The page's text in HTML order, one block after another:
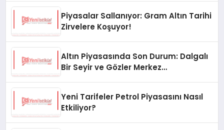
Piyasalar Sallanıyor: Gram Altın Tarihi
Zirvelere Koşuyor!
Altın Piyasasında Son Durum: Dalgalı
Bir Seyir ve Gözler Merkez
Yeni Tarifeler Petrol Piyasasını Nasıl
Etkiliyor?